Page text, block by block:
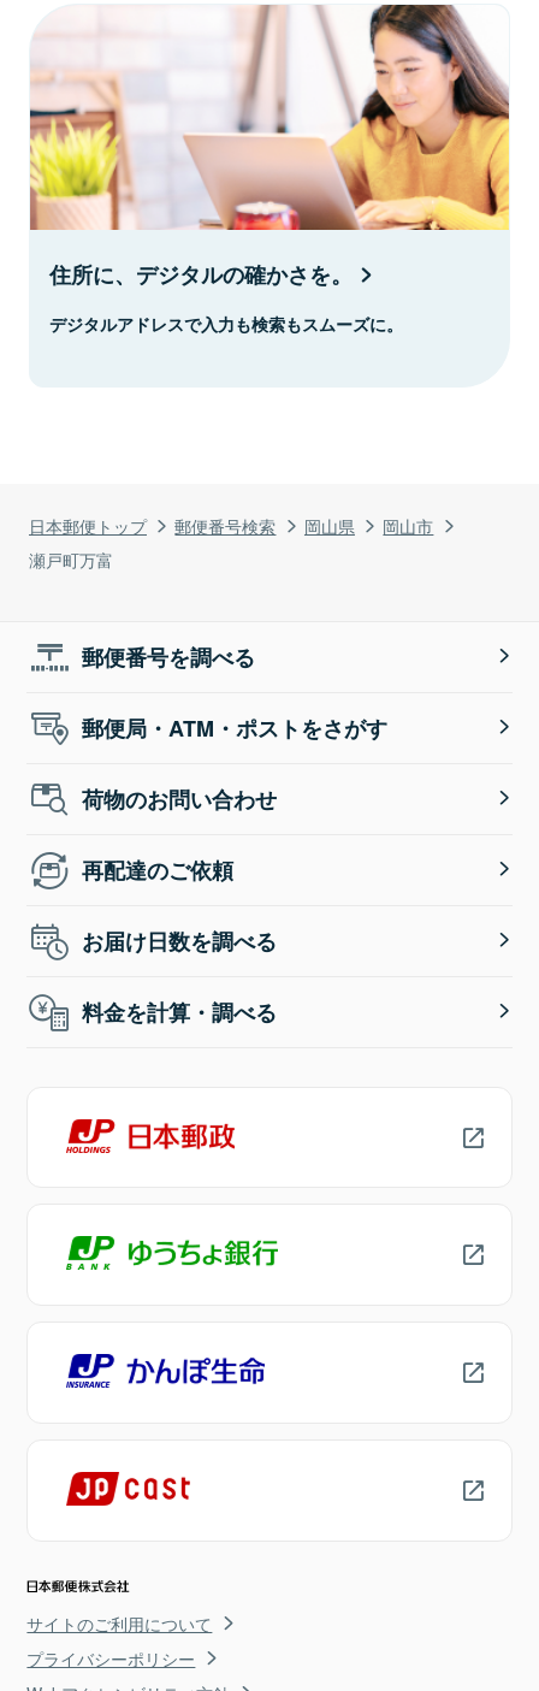
日本郵便トップ 郵便番号検索 岡山県
岡山市
瀬戸町万富
住所に、デジタルの確かさを。
デジタルアドレスで入力も検索もスムーズに。
郵便番号を調べる
郵便局・ATM・ポストをさがす
荷物のお問い合わせ
再配達のご依頼
お届け日数を調べる
料金を計算・調べる
サイトのご利用について
プライバシーポリシー